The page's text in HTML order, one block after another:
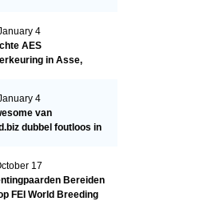
4
AES
in Asse,
4
van
dubbel foutloos in
17
Bereiden
FEI World Breeding